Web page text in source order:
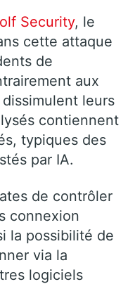
Security, le
cette attaque
de
aux
leurs
contiennent
typiques des
par IA.
de contrôler
connexion
la possibilité de
via la
logiciels